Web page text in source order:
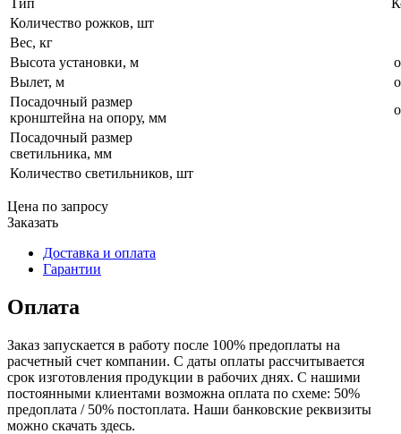
Количество рожков, шт
Вес, кг
Высота установки, м
Вылет, м
Посадочный размер
кронштейна на опору, мм
Посадочный размер
светильника, мм
Количество светильников, шт
Цена по запросу
Заказать
Доставка и оплата
Гарантии
Оплата
Заказ запускается в работу после 100% предоплаты на
расчетный счет компании. С даты оплаты рассчитывается
срок изготовления продукции в рабочих днях. С нашими
постоянными клиентами возможна оплата по схеме: 50%
предоплата / 50% постоплата. Наши банковские реквизиты
можно скачать здесь.